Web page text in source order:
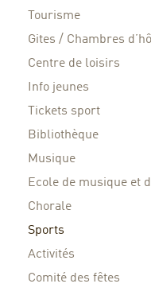
Tourisme
Gites / Chambres
Centre de loisirs
Info jeunes
Tickets sport
Bibliothèque
Musique
Ecole de musique et
Chorale
Sports
Activités
Comité des fêtes